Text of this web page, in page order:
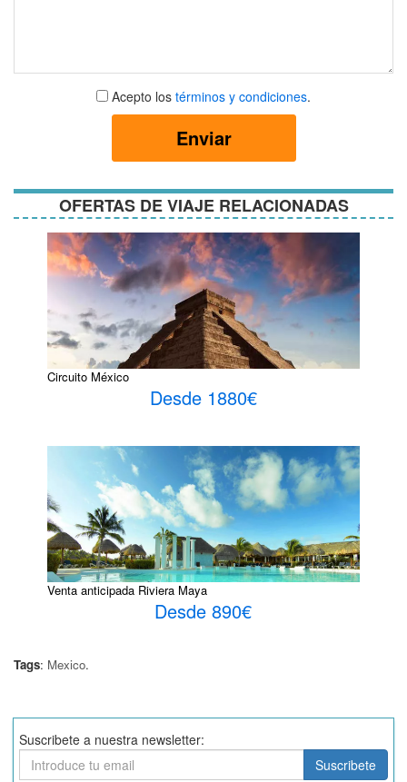
Aceptar
términos
Acepto los términos y condiciones.
Enviar
OFERTAS DE VIAJE RELACIONADAS
Circuito México
Desde 1880€
Venta anticipada Riviera Maya
Desde 890€
Tags: Mexico.
Suscribete a nuestra newsletter:
Suscribete
Suscribete